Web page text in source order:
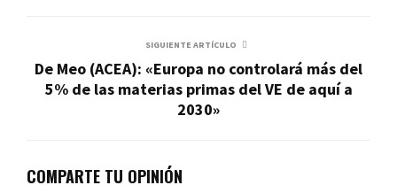
SIGUIENTE ARTÍCULO
De Meo (ACEA): «Europa no controlará más del
5% de las materias primas del VE de aquí a
2030»
COMPARTE TU OPINIÓN